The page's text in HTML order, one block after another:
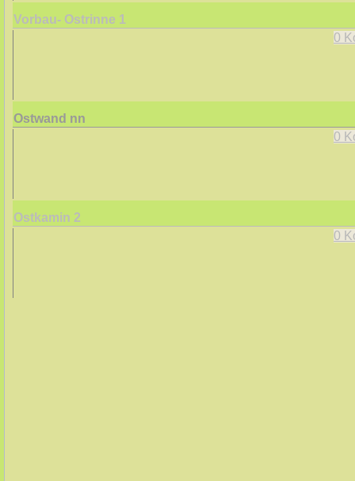
Vorbau- Ostrinne 1
0
Ostwand nn
0
Ostkamin 2
0